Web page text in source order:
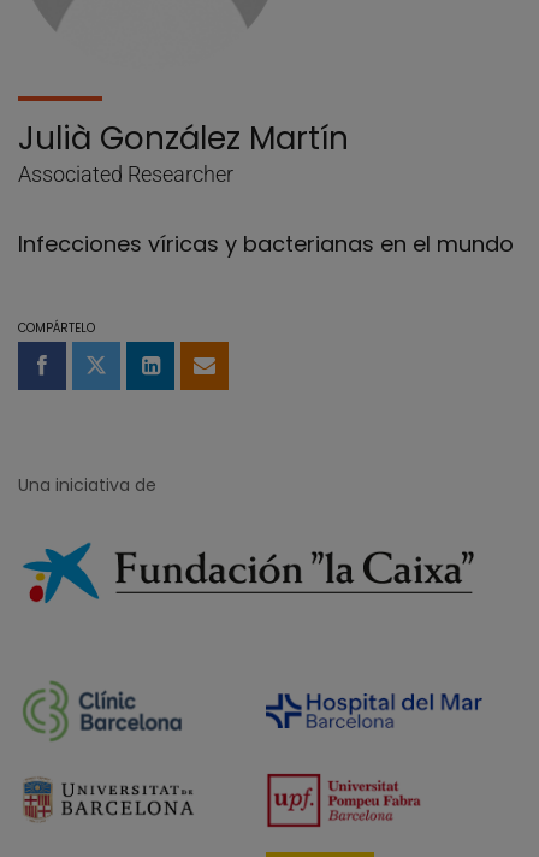
Julià González Martín
Associated Researcher
Infecciones víricas y bacterianas en el mundo
COMPÁRTELO
Compartir en Facebook
Compartir en Twitter
Compartir en LinkedIn
Compartir por email
Una iniciativa de